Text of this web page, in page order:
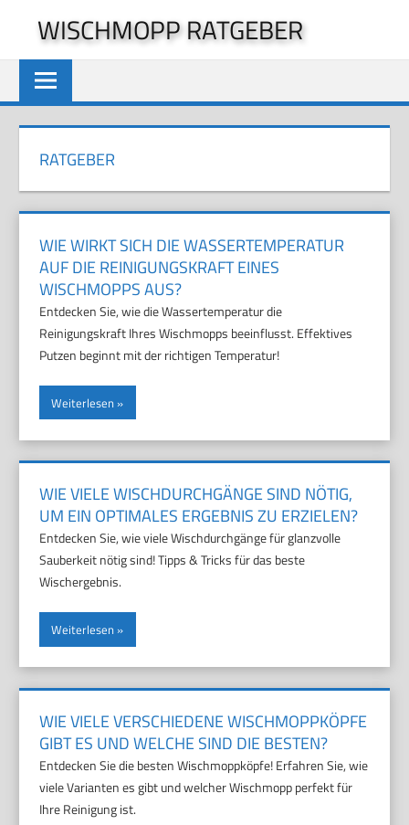
springen
WISCHMOPP RATGEBER
RATGEBER
WIE WIRKT SICH DIE WASSERTEMPERATUR
AUF DIE REINIGUNGSKRAFT EINES
WISCHMOPPS AUS?
Entdecken Sie, wie die Wassertemperatur die
Reinigungskraft Ihres Wischmopps beeinflusst. Effektives
Putzen beginnt mit der richtigen Temperatur!
Weiterlesen
WIE VIELE WISCHDURCHGÄNGE SIND NÖTIG,
UM EIN OPTIMALES ERGEBNIS ZU ERZIELEN?
Entdecken Sie, wie viele Wischdurchgänge für glanzvolle
Sauberkeit nötig sind! Tipps & Tricks für das beste
Wischergebnis.
Weiterlesen
WIE VIELE VERSCHIEDENE WISCHMOPPKÖPFE
GIBT ES UND WELCHE SIND DIE BESTEN?
Entdecken Sie die besten Wischmoppköpfe! Erfahren Sie, wie
viele Varianten es gibt und welcher Wischmopp perfekt für
Ihre Reinigung ist.